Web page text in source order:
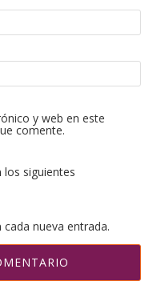
y web en este
comente.
los siguientes
nueva entrada.